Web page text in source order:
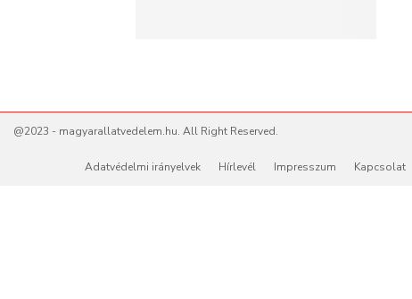
@2023 - magyarallatvedelem.hu. All Right Reserved.
Adatvédelmi irányelvek Hírlevél Impresszum Kapcsolat